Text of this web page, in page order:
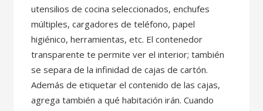
utensilios de cocina seleccionados, enchufes
múltiples, cargadores de teléfono, papel
higiénico, herramientas, etc. El contenedor
transparente te permite ver el interior; también
se separa de la infinidad de cajas de cartón.
Además de etiquetar el contenido de las cajas,
agrega también a qué habitación irán. Cuando